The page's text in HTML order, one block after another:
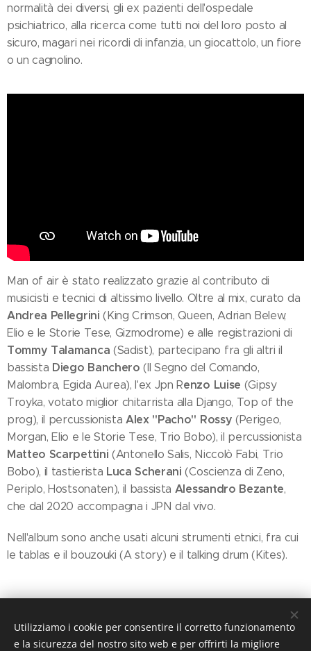
normalità dei diversi, gli ex pazienti dell'ospedale
psichiatrico, alla ricerca come tutti noi del loro posto al
sicuro, magari nei ricordi di infanzia, un giocattolo, un fiore
o un cagnolino.
Man of air è stato realizzato grazie al contributo di
musicisti e tecnici di altissimo livello. Oltre al mix, curato da
Andrea Pellegrini (King Crimson, Queen, Adrian Belew,
Elio e le Storie Tese, Gizmodrome) e alle registrazioni di
Tommy Talamanca (Sadist), partecipano fra gli altri il
bassista Diego Banchero (Il Segno del Comando,
Malombra, Egida Aurea), l'ex Jpn Renzo Luise (Gipsy
Troyka, votato miglior chitarrista alla Django, Top of the
prog), il percussionista Alex "Pacho" Rossy (Perigeo,
Morgan, Elio e le Storie Tese, Trio Bobo), il percussionista
Matteo Scarpettini (Antonello Salis, Niccolò Fabi, Trio
Bobo), il tastierista Luca Scherani (Coscienza di Zeno,
Periplo, Hostsonaten), il bassista Alessandro Bezante,
che dal 2020 accompagna i JPN dal vivo.
Nell'album sono anche usati alcuni strumenti etnici, fra cui
le tablas e il bouzouki (A story) e il talking drum (Kites).
Utilizziamo i cookie per consentire il corretto funzionamento
e la sicurezza del nostro sito web e per offrirti la migliore